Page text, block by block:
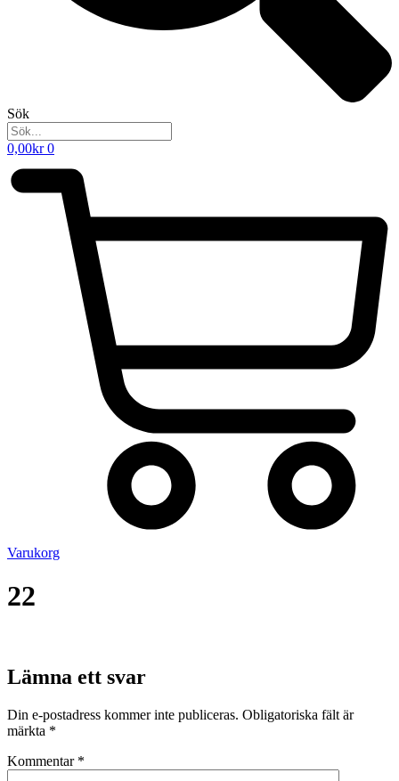
Sök
0,00kr 0
Varukorg
22
Lämna ett svar
Din e-postadress kommer inte publiceras. Obligatoriska fält är
märkta *
Kommentar *